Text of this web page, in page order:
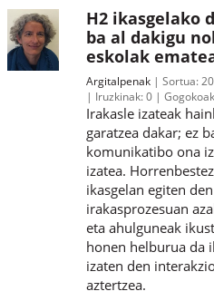
H2 ikasgelako
ba al dakigu
eskolak
Argitalpenak Sortua:
Iruzkinak:0
Irakasle izateak
garatzea dakar; ez
komunikatibo ona
izatea.
ikasgelan egiten
irakasprozesuan
eta ahulguneak
honen helburua da
izaten den
aztertzea.